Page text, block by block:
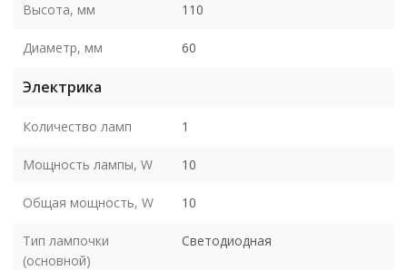
Высота, мм 110
Диаметр, мм 60
Электрика
Количество ламп 1
Мощность лампы, W 10
Общая мощность, W 10
Тип лампочки
(основной)
Светодиодная